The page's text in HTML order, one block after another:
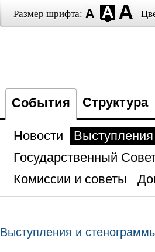
Размер шрифта:
События Структура
Новости
Государственный
Комиссии и советы
Выступления и